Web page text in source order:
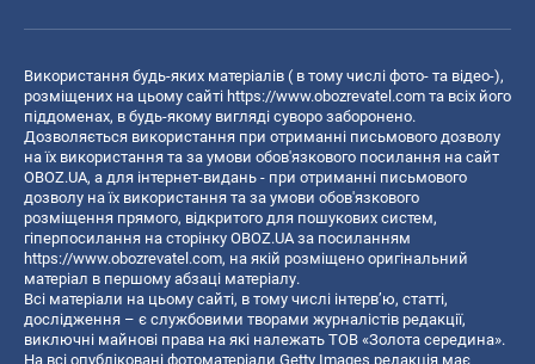
Використання будь-яких матеріалів ( в тому числі фото- та відео-),
розміщених на цьому сайті https://www.obozrevatel.com та всіх його
піддоменах, в будь-якому вигляді суворо заборонено.
Дозволяється використання при отриманні письмового дозволу
на їх використання та за умови обов'язкового посилання на сайт
OBOZ.UA, а для інтернет-видань - при отриманні письмового
дозволу на їх використання та за умови обов'язкового
розміщення прямого, відкритого для пошукових систем,
гіперпосилання на сторінку OBOZ.UA за посиланням
https://www.obozrevatel.com, на якій розміщено оригінальний
матеріал в першому абзаці матеріалу.
Всі матеріали на цьому сайті, в тому числі інтерв’ю, статті,
дослідження – є службовими творами журналістів редакції,
виключні майнові права на які належать ТОВ «Золота середина».
На всі опубліковані фотоматеріали Getty Images редакція має